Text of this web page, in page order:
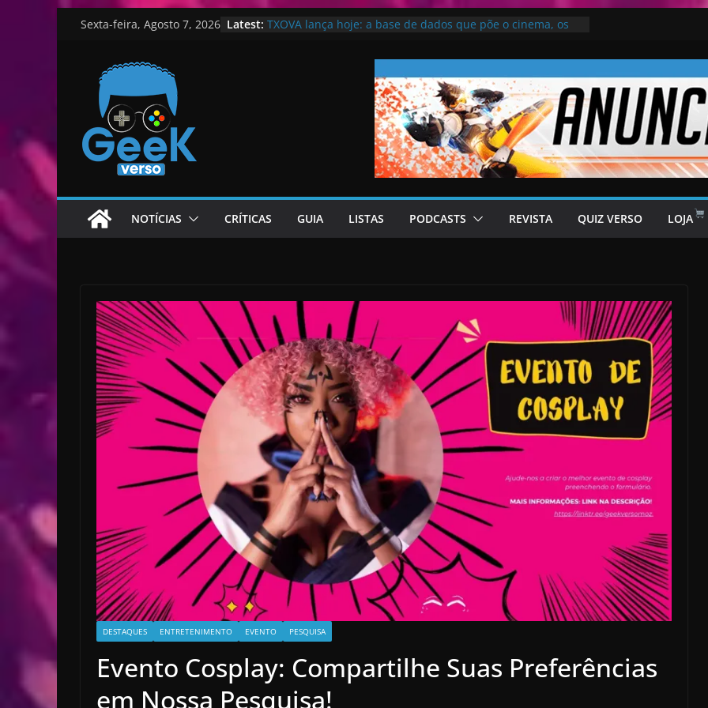
Sexta-feira, Agosto 7, 2026 Latest: TXOVA lança hoje: a base de dados que põe o cinema, os
GTA 6: Recurso de San Andreas vai retornar – rumor
Venom: The Last Dance: Criadores “não sabiam” da
novidade sobre Knull
NOTÍCIAS CRÍTICAS GUIA LISTAS PODCASTS REVISTA QUIZ VERSO LOJA
DESTAQUES ENTRETENIMENTO EVENTO PESQUISA
Evento Cosplay: Compartilhe Suas Preferências
em Nossa Pesquisa!